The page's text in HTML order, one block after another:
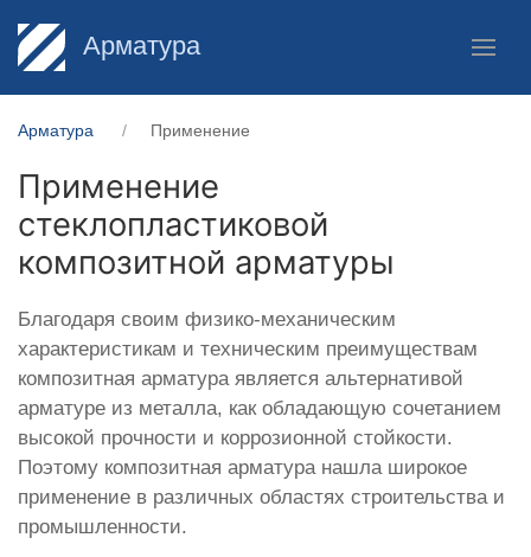
Арматура
Арматура Применение
Применение
стеклопластиковой
композитной арматуры
Благодаря своим физико-механическим
характеристикам и техническим преимуществам
композитная арматура является альтернативой
арматуре из металла, как обладающую сочетанием
высокой прочности и коррозионной стойкости.
Поэтому композитная арматура нашла широкое
применение в различных областях строительства и
промышленности.